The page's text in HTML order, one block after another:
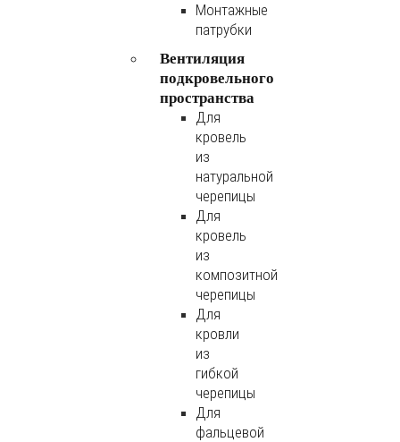
Монтажные
патрубки
Вентиляция
подкровельного
пространства
Для
кровель
из
натуральной
черепицы
Для
кровель
из
композитной
черепицы
Для
кровли
из
гибкой
черепицы
Для
фальцевой